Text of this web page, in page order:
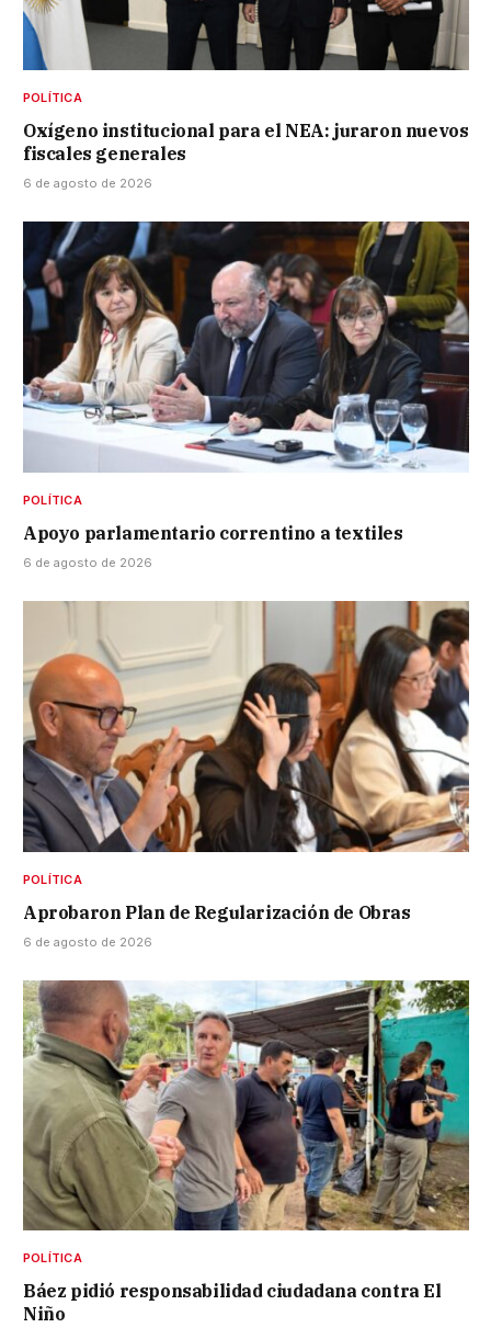
POLÍTICA
Oxígeno institucional para el NEA: juraron nuevos
fiscales generales
6 de agosto de 2026
POLÍTICA
Apoyo parlamentario correntino a textiles
6 de agosto de 2026
POLÍTICA
Aprobaron Plan de Regularización de Obras
6 de agosto de 2026
POLÍTICA
Báez pidió responsabilidad ciudadana contra El
Niño